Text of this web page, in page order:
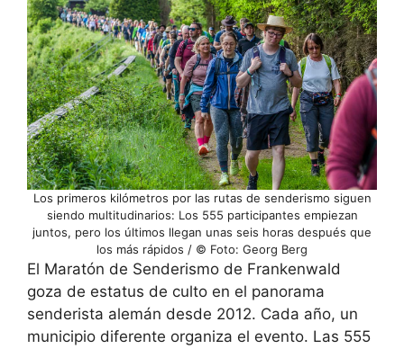
Los primeros kilómetros por las rutas de senderismo siguen
siendo multitudinarios: Los 555 participantes empiezan
juntos, pero los últimos llegan unas seis horas después que
los más rápidos / © Foto: Georg Berg
El Maratón de Senderismo de Frankenwald
goza de estatus de culto en el panorama
senderista alemán desde 2012. Cada año, un
municipio diferente organiza el evento. Las 555